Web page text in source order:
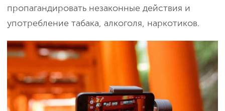
пропагандировать незаконные действия и
употребление табака, алкоголя, наркотиков.